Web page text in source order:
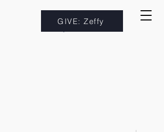
GIVE: Zeffy